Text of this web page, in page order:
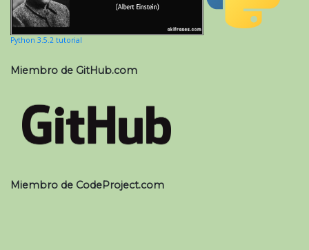
Python 3.5.2 tutorial
Miembro de GitHub.com
Miembro de CodeProject.com